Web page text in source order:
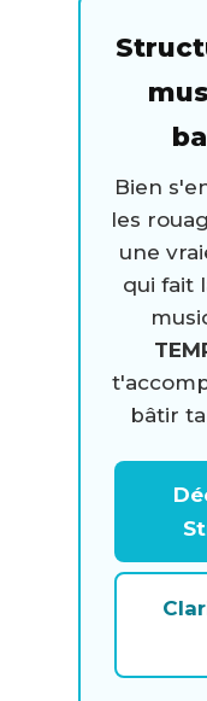
Bien
les
une
qui fait
bâtir